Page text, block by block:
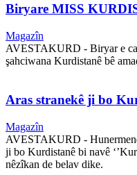
Biryare MISS
Magazîn
AVESTAKURD - Biryar e
şahciwana Kurdistanê bê
Aras stranekê ji bo
Magazîn
AVESTAKURD -
ji bo Kurdistanê bi navê
nêzîkan de belav dike.